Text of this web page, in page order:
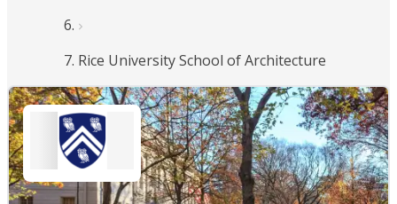
Rice University School of Architecture